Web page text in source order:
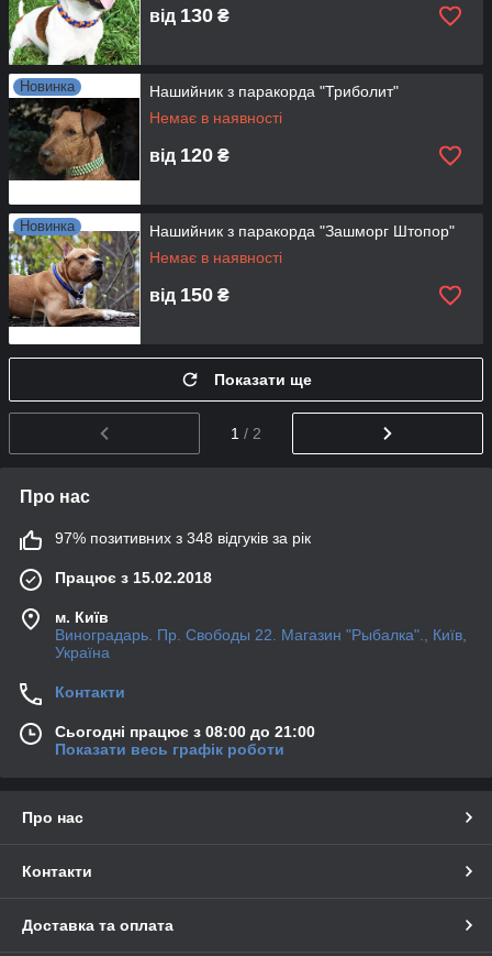
від 130 ₴
Новинка
Нашийник з паракорда "Триболит"
Немає в наявності
від 120 ₴
Новинка
Нашийник з паракорда "Зашморг Штопор"
Немає в наявності
від 150 ₴
Показати ще
1 / 2
Про нас
97% позитивних з 348 відгуків за рік
Працює з 15.02.2018
м. Київ
Виноградарь. Пр. Свободы 22. Магазин "Рыбалка"., Київ,
Україна
Контакти
Сьогодні працює з 08:00 до 21:00
Показати весь графік роботи
Про нас
Контакти
Доставка та оплата